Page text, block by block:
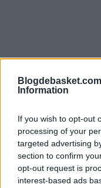
Information
If you wish to opt-out
processing of your
targeted advertising
section to confirm
opt-out request is
interest-based ads